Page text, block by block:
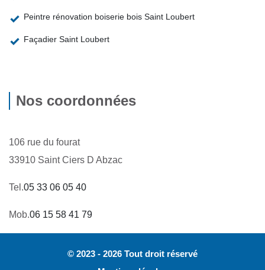
Peintre rénovation boiserie bois Saint Loubert
Façadier Saint Loubert
Nos coordonnées
106 rue du fourat
33910 Saint Ciers D Abzac
Tel.05 33 06 05 40
Mob.06 15 58 41 79
© 2023 - 2026 Tout droit réservé